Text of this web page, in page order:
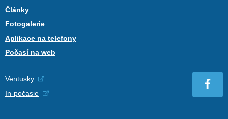
Články
Fotogalerie
Aplikace na telefony
Počasí na web
Ventusky
In-počasie